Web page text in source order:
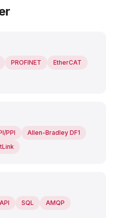
PROFINET
EtherCAT
PPI
Allen-Bradley DF1
SQL
AMQP